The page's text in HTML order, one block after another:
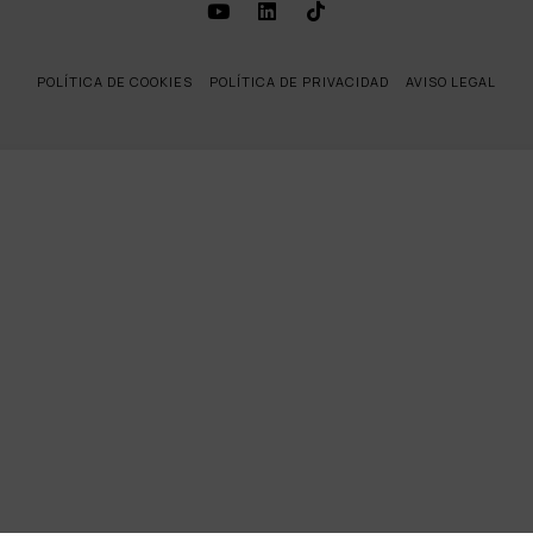
POLÍTICA DE COOKIES POLÍTICA DE PRIVACIDAD AVISO LEGAL